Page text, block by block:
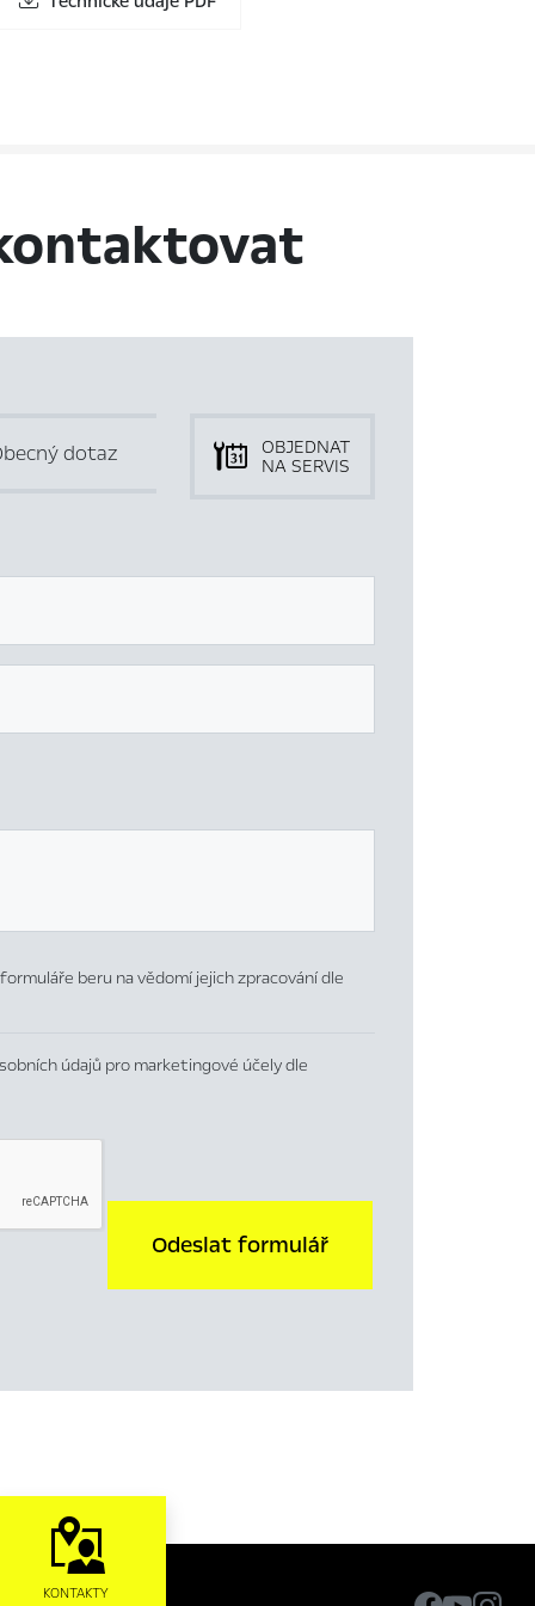
dotaz
OBJEDNAT
NA SERVIS
beru na vědomí jejich zpracování dle
údajů pro marketingové účely dle
Odeslat formulář
KONTAKTY